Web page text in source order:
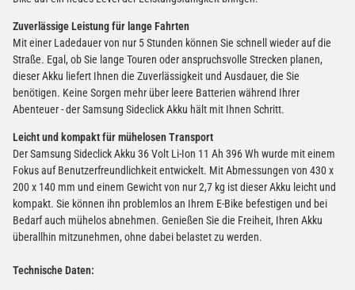
Zuverlässige Leistung für lange Fahrten
Mit einer Ladedauer von nur 5 Stunden können Sie schnell wieder auf die
Straße. Egal, ob Sie lange Touren oder anspruchsvolle Strecken planen,
dieser Akku liefert Ihnen die Zuverlässigkeit und Ausdauer, die Sie
benötigen. Keine Sorgen mehr über leere Batterien während Ihrer
Abenteuer - der Samsung Sideclick Akku hält mit Ihnen Schritt.
Leicht und kompakt für mühelosen Transport
Der Samsung Sideclick Akku 36 Volt Li-Ion 11 Ah 396 Wh wurde mit einem
Fokus auf Benutzerfreundlichkeit entwickelt. Mit Abmessungen von 430 x
200 x 140 mm und einem Gewicht von nur 2,7 kg ist dieser Akku leicht und
kompakt. Sie können ihn problemlos an Ihrem E-Bike befestigen und bei
Bedarf auch mühelos abnehmen. Genießen Sie die Freiheit, Ihren Akku
überallhin mitzunehmen, ohne dabei belastet zu werden.
Technische Daten: